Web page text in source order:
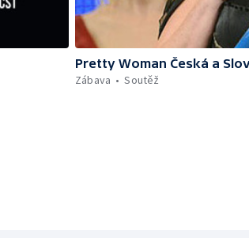
Pretty Woman Česká a
Zábava
Soutěž